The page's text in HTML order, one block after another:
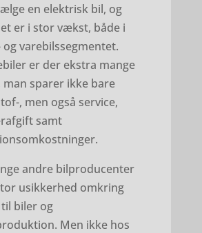
en elektrisk bil, og
er i stor vækst, både i
og varebilssegmentet.
er der ekstra mange
sparer ikke bare
, men også service,
samt
andre bilproducenter
usikkerhed omkring
biler og
Men ikke hos